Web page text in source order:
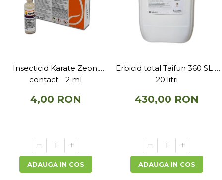
Insecticid Karate Zeon,
contact - 2 ml
4,00 RON
ADAUGA IN COS
Erbicid total Taifun 360 SL -
20 litri
430,00 RON
ADAUGA IN COS